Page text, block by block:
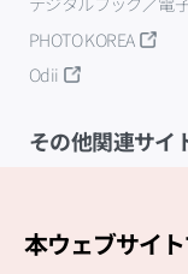
PHOTO KOREA
Odii
その他関連サイ
本ウェブサイ